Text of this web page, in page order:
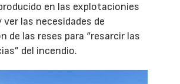
en las explotacionies
ver las necesidades de
de las reses para “resarcir las
del incendio.